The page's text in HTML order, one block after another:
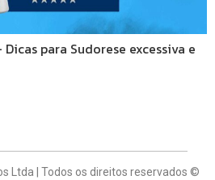
para Sudorese excessiva e
Ltda | Todos os direitos reservados ©